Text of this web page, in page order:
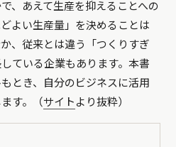
、あえて生産を抑えることへの
よい生産量」を決めることは
、従来とは違う「つくりすぎ
ている企業もあります。本書
とき、自分のビジネスに活用
す。（サイト より抜粋）